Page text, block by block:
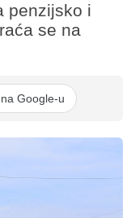
penzijsko i
se na
Google-u